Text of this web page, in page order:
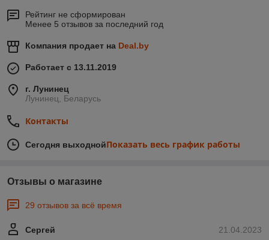
Рейтинг не сформирован
Менее 5 отзывов за последний год
Компания продает на Deal.by
Работает с 13.11.2019
г. Лунинец
Лунинец, Беларусь
Контакты
Сегодня выходнойПоказать весь график работы
Отзывы о магазине
29 отзывов за всё время
21.04.2023
Сергей